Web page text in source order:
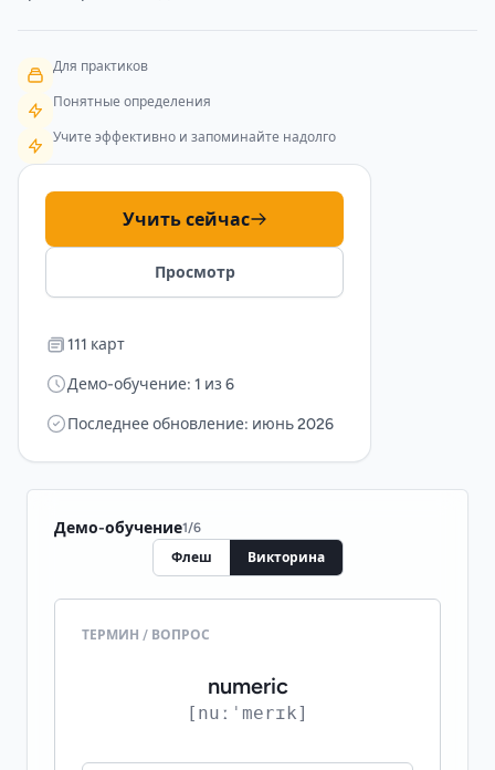
Для практиков
Понятные определения
Учите эффективно и запоминайте надолго
Учить сейчас
Просмотр
111 карт
Демо-обучение: 1 из 6
Последнее обновление: июнь 2026
Демо-обучение1/6
Флеш Викторина
ТЕРМИН / ВОПРОС
numeric
[nuːˈmerɪk]